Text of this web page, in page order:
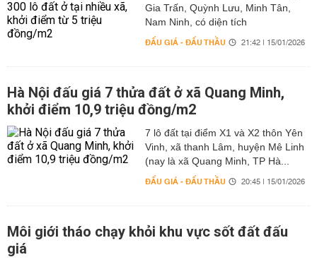
Gia Trấn, Quỳnh Lưu, Minh Tân,
Nam Ninh, có diện tích
ĐẤU GIÁ - ĐẤU THẦU 21:42 | 15/01/2026
Hà Nội đấu giá 7 thửa đất ở xã Quang Minh,
khởi điểm 10,9 triệu đồng/m2
7 lô đất tại điểm X1 và X2 thôn Yên
Vinh, xã thanh Lâm, huyện Mê Linh
(nay là xã Quang Minh, TP Hà...
ĐẤU GIÁ - ĐẤU THẦU 20:45 | 15/01/2026
Môi giới tháo chạy khỏi khu vực sốt đất đấu
giá